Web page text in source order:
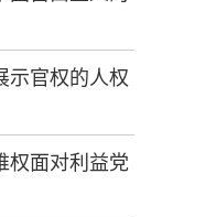
示官权的人权
权面对利益党